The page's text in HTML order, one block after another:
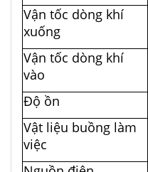
Vận tốc dòng khí
xuống
Vận tốc dòng khí
vào
Độ ồn
Vật liệu buồng làm
việc